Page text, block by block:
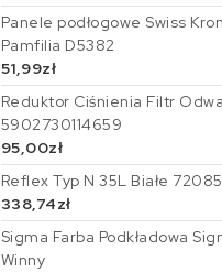
Panele podłogowe Swiss
Pamfilia D5382
51,99zł
Reduktor Ciśnienia Filtr
5902730114659
95,00zł
Reflex Typ N 35L Białe
338,74zł
Sigma Farba Podkładowa
Winny